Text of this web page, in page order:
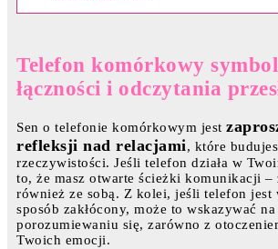
Telefon komórkowy
łączności i odczytania
Sen o telefonie komórkowym jest
refleksji nad relacjami, które
rzeczywistości. Jeśli telefon działa w
to, że masz otwarte ścieżki komunikacji –
również ze sobą. Z kolei, jeśli telefon
sposób zakłócony, może to wskazywać
porozumiewaniu się, zarówno z
Twoich emocji.